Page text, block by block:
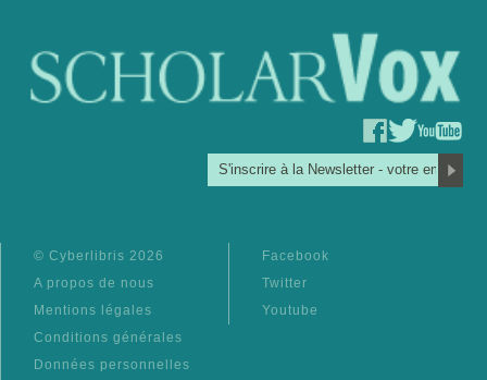
© Cyberlibris 2026
A propos de nous
Mentions légales
Conditions générales
Données personnelles
Facebook
Twitter
Youtube